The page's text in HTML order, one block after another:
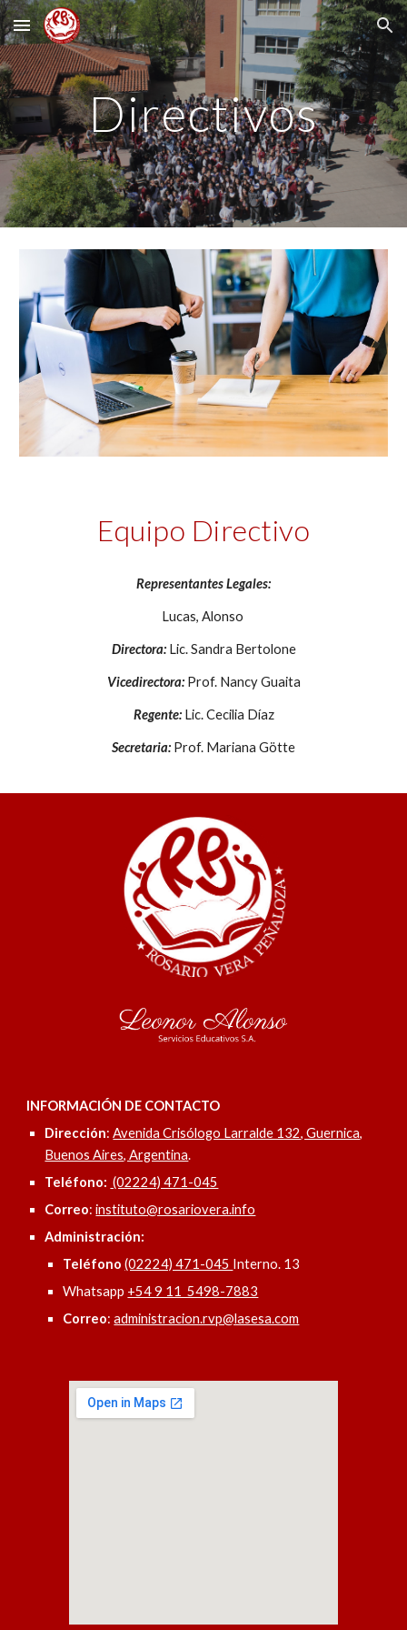
Skip to main content Skip to navigation
Directivos
Equipo Directivo
Representantes Legales:
Lucas, Alonso
Directora:Lic. Sandra Bertolone
Vicedirectora:Prof. Nancy Guaita
Regente:Lic. Cecilia Díaz
Secretaria: Prof. Mariana Götte
INFORMACIÓN DE CONTACTO
Dirección:Avenida Crisólogo Larralde 132, Guernica,
Buenos Aires, Argentina.
Teléfono: (02224) 471-045
Correo:instituto@rosariovera.info
Administración:
Teléfono(02224) 471-045 Interno. 13
Whatsapp +54 9 11 5498-7883
Correo:administracion.rvp@lasesa.com